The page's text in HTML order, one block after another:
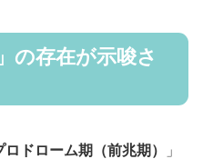
の存在が示唆さ
ロドローム期（前兆期）
」